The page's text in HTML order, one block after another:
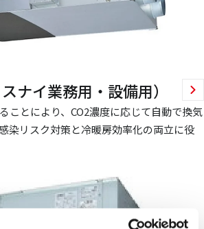
ナイ業務用・設備用）
ことにより、CO2濃度に応じて自動で換気
染リスク対策と冷暖房効率化の両立に役